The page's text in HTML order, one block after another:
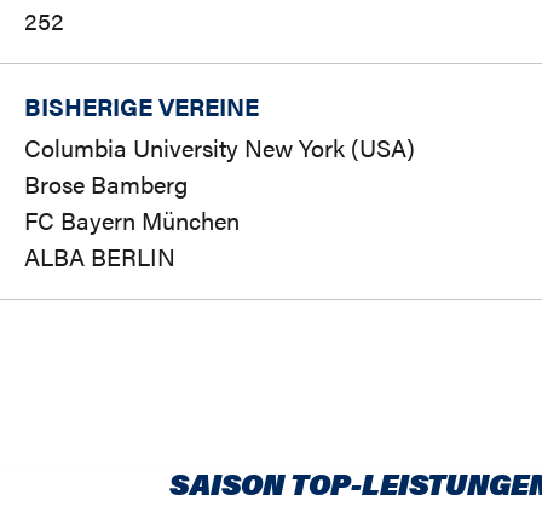
252
BISHERIGE VEREINE
Columbia University New York (USA)
Brose Bamberg
FC Bayern München
ALBA BERLIN
SAISON TOP-